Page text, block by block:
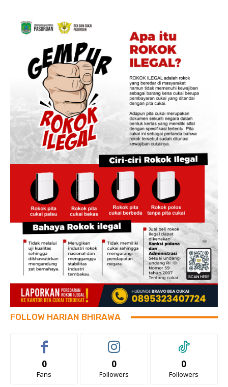
FOLLOW HARIAN BHIRAWA
0
Fans
0
Followers
0
Followers